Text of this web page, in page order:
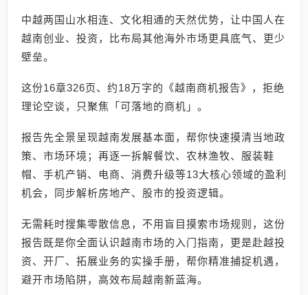
中越两国山水相连、文化相通的天然优势，让中国人在
越南创业、投资，比布局其他海外市场更具底气、更少
壁垒。
这份16章326页、约18万字的《越南商机报告》，拒绝
理论空谈，只聚焦「可落地的商机」。
报告先全景呈现越南发展基本面，帮你快速摸清当地政
策、市场环境；再逐一拆解餐饮、农林渔牧、服装鞋
帽、手机产销、电商、消费升级等13大核心领域的盈利
机会，同步解析房地产、股市的投资逻辑。
无需耗时搜集零散信息，不用盲目摸索市场规则，这份
报告既是你全面认识越南市场的入门指南，更是赴越投
资、开厂、拓展业务的实操手册，帮你精准捕捉机遇，
避开市场陷阱，高效布局越南新蓝海。